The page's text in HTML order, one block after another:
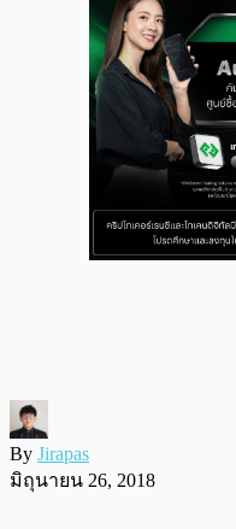
By Jirapas
มิถุนายน 26, 2018